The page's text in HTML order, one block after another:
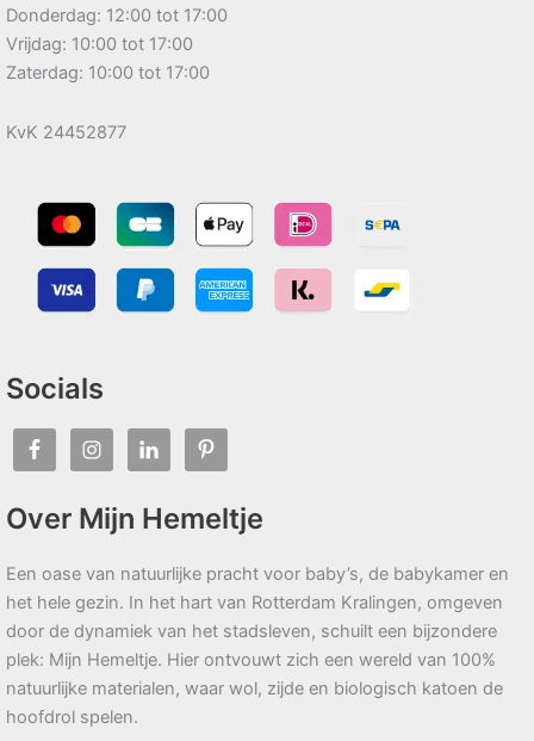
Donderdag: 12:00 tot 17:00
Vrijdag: 10:00 tot 17:00
Zaterdag: 10:00 tot 17:00
KvK 24452877
Socials
Over Mijn Hemeltje
Een oase van natuurlijke pracht voor baby’s, de babykamer en
het hele gezin. In het hart van Rotterdam Kralingen, omgeven
door de dynamiek van het stadsleven, schuilt een bijzondere
plek: Mijn Hemeltje. Hier ontvouwt zich een wereld van 100%
natuurlijke materialen, waar wol, zijde en biologisch katoen de
hoofdrol spelen.